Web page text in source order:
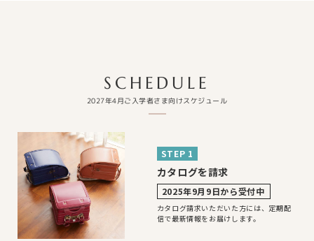
SCHEDULE
2027年4月ご入学者さま向けスケジュール
STEP 1
カタログを請求
2025年9月9日から受付中
カタログ請求いただいた方には、 定期配
信で最新情報をお届けします。